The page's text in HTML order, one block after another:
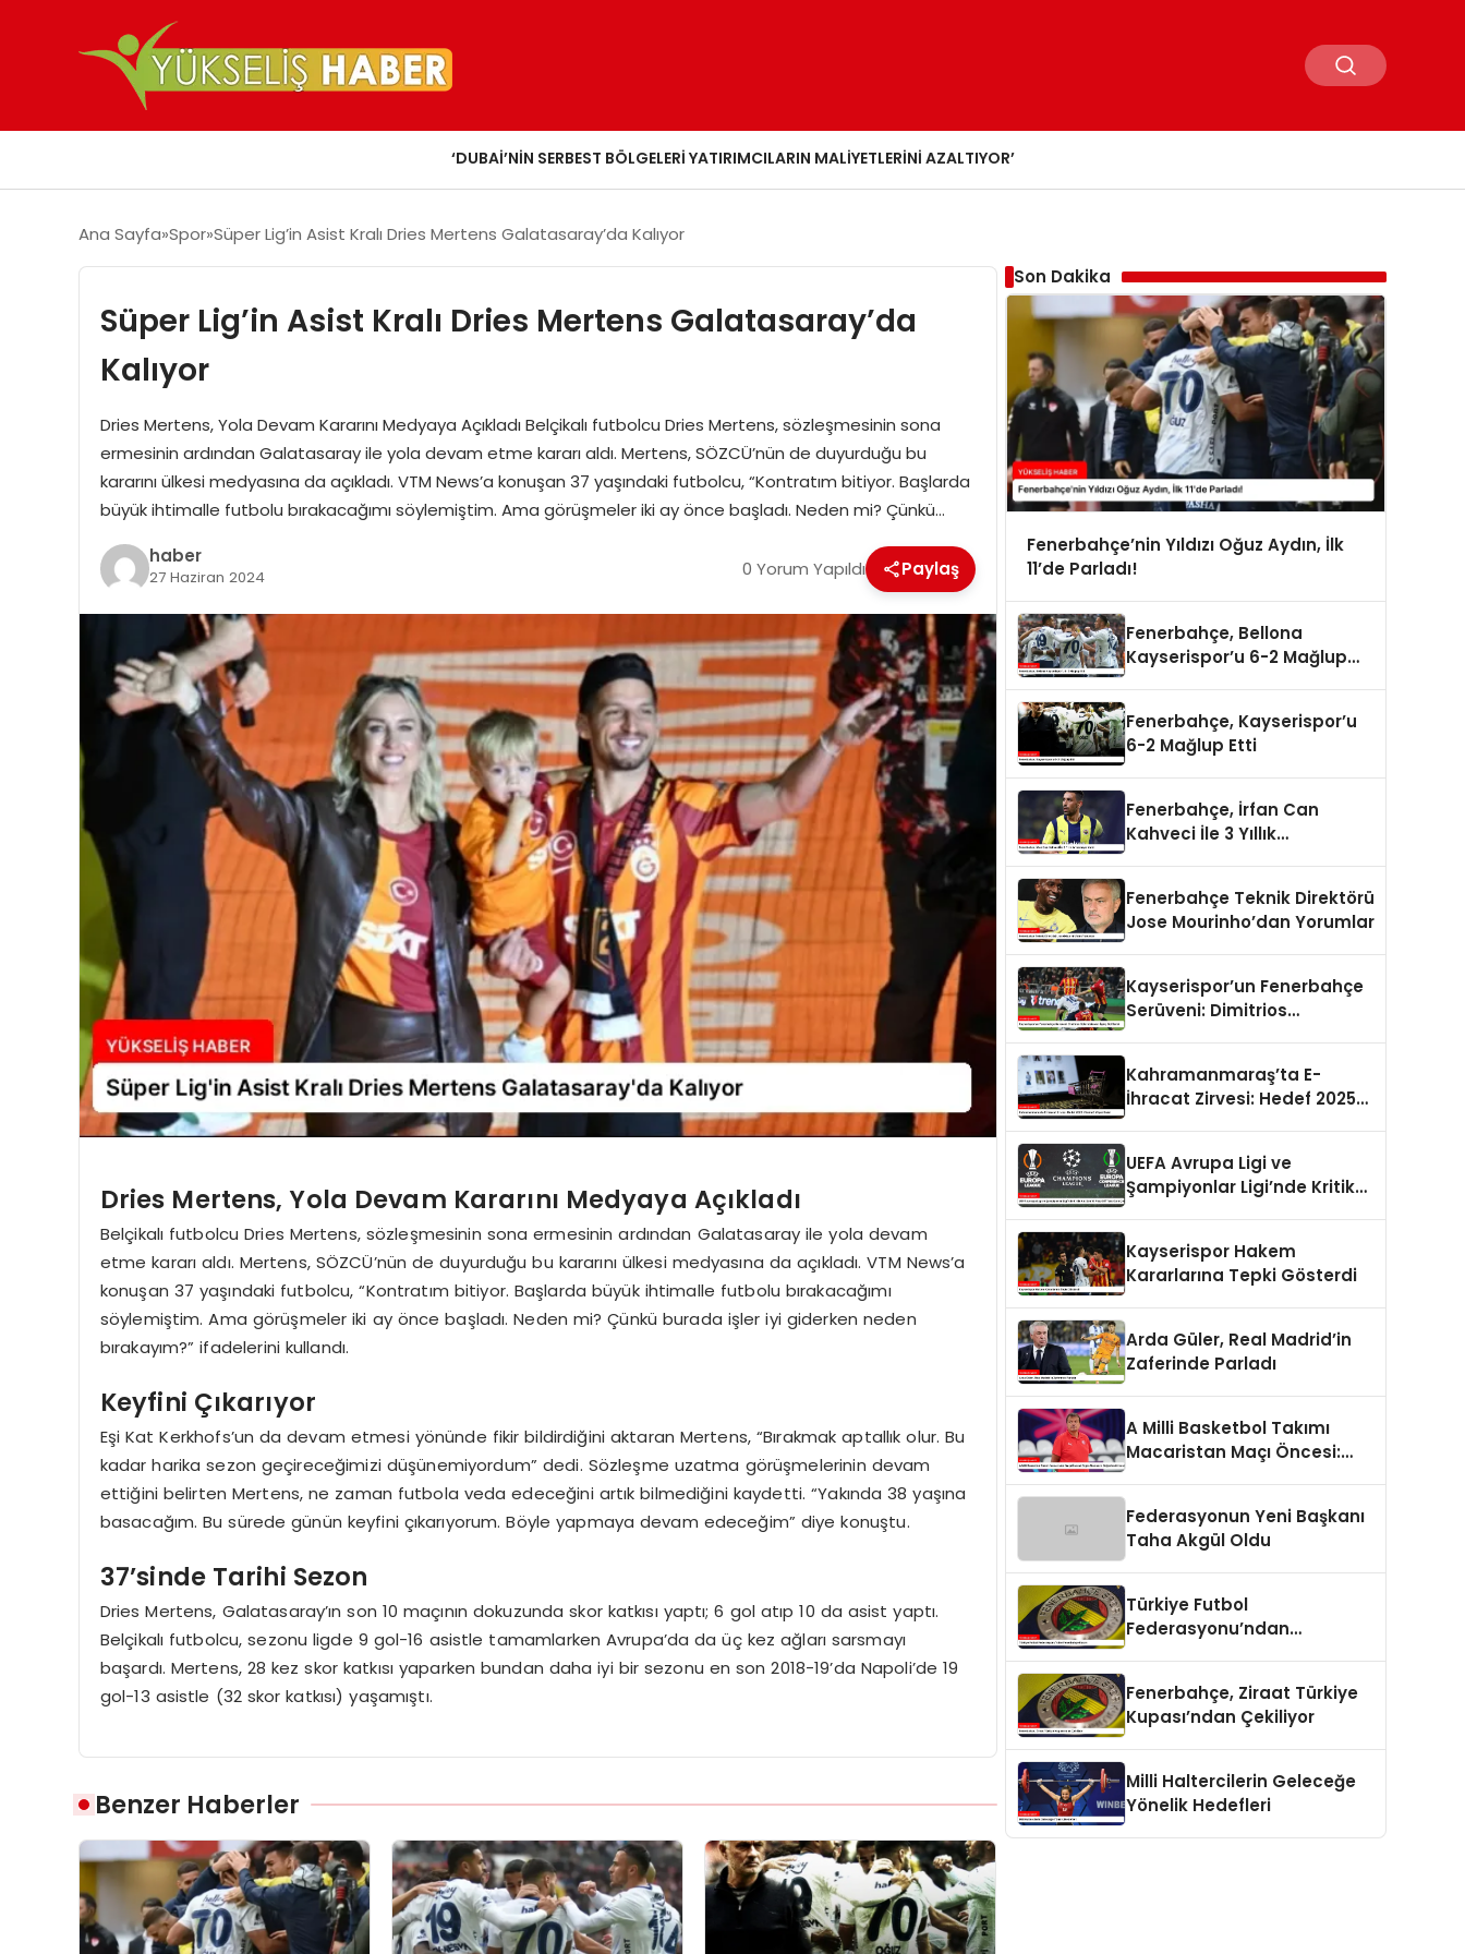
‘DUBAI’NIN SERBEST BÖLGELERI YATIRIMCILARIN MALIYETLERINI AZALTIYOR’
Ana Sayfa Spor Süper Lig’in Asist Kralı Dries Mertens Galatasaray’da Kalıyor
Süper Lig’in Asist Kralı Dries Mertens Galatasaray’da
Kalıyor
Dries Mertens, Yola Devam Kararını Medyaya Açıkladı Belçikalı futbolcu Dries Mertens, sözleşmesinin sona
ermesinin ardından Galatasaray ile yola devam etme kararı aldı. Mertens, SÖZCÜ’nün de duyurduğu bu
kararını ülkesi medyasına da açıkladı. VTM News’a konuşan 37 yaşındaki futbolcu, “Kontratım bitiyor. Başlarda
büyük ihtimalle futbolu bırakacağımı söylemiştim. Ama görüşmeler iki ay önce başladı. Neden mi? Çünkü…
haber
27 Haziran 2024 0 Yorum Yapıldı Paylaş
Dries Mertens, Yola Devam Kararını Medyaya Açıkladı
Belçikalı futbolcu Dries Mertens, sözleşmesinin sona ermesinin ardından Galatasaray ile yola devam
etme kararı aldı. Mertens, SÖZCÜ’nün de duyurduğu bu kararını ülkesi medyasına da açıkladı. VTM News’a
konuşan 37 yaşındaki futbolcu, “Kontratım bitiyor. Başlarda büyük ihtimalle futbolu bırakacağımı
söylemiştim. Ama görüşmeler iki ay önce başladı. Neden mi? Çünkü burada işler iyi giderken neden
bırakayım?” ifadelerini kullandı.
Keyfini Çıkarıyor
Eşi Kat Kerkhofs’un da devam etmesi yönünde fikir bildirdiğini aktaran Mertens, “Bırakmak aptallık olur. Bu
kadar harika sezon geçireceğimizi düşünemiyordum” dedi. Sözleşme uzatma görüşmelerinin devam
ettiğini belirten Mertens, ne zaman futbola veda edeceğini artık bilmediğini kaydetti. “Yakında 38 yaşına
basacağım. Bu sürede günün keyfini çıkarıyorum. Böyle yapmaya devam edeceğim” diye konuştu.
37’sinde Tarihi Sezon
Dries Mertens, Galatasaray’ın son 10 maçının dokuzunda skor katkısı yaptı; 6 gol atıp 10 da asist yaptı.
Belçikalı futbolcu, sezonu ligde 9 gol-16 asistle tamamlarken Avrupa’da da üç kez ağları sarsmayı
başardı. Mertens, 28 kez skor katkısı yaparken bundan daha iyi bir sezonu en son 2018-19’da Napoli’de 19
gol-13 asistle (32 skor katkısı) yaşamıştı.
Benzer Haberler
Son Dakika
Fenerbahçe’nin Yıldızı Oğuz Aydın, İlk
11’de Parladı!
Fenerbahçe, Bellona
Kayserispor’u 6-2 Mağlup
Fenerbahçe, Kayserispor’u
6-2 Mağlup Etti
Fenerbahçe, İrfan Can
Kahveci İle 3 Yıllık
Fenerbahçe Teknik Direktörü
Jose Mourinho’dan Yorumlar
Kayserispor’un Fenerbahçe
Serüveni: Dimitrios
Kahramanmaraş’ta E-
İhracat Zirvesi: Hedef 2025
UEFA Avrupa Ligi ve
Şampiyonlar Ligi’nde Kritik
Kayserispor Hakem
Kararlarına Tepki Gösterdi
Arda Güler, Real Madrid’in
Zaferinde Parladı
A Milli Basketbol Takımı
Macaristan Maçı Öncesi:
Federasyonun Yeni Başkanı
Taha Akgül Oldu
Türkiye Futbol
Federasyonu’ndan
Fenerbahçe, Ziraat Türkiye
Kupası’ndan Çekiliyor
Milli Haltercilerin Geleceğe
Yönelik Hedefleri